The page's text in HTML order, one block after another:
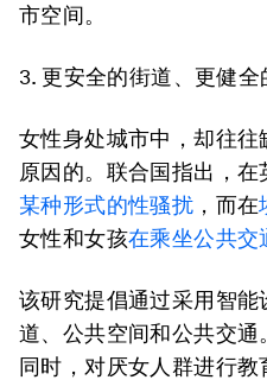
市空间。
3. 更安全的街道、更健全
女性身处城市中，却往
原因的。联合国指出，在
某种形式的性骚扰 ，而在
女性和女孩在乘坐公共交
该研究提倡通过采用智
道、公共空间和公共交通
同时，对厌女人群进行